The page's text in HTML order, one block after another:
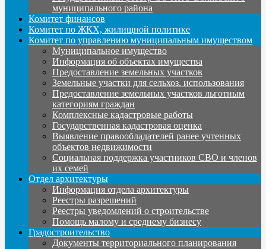
муниципального района
Комитет финансов
Комитет по ЖКХ, жилищной политике
Комитет по управлению муниципальным имуществом
Муниципальное имущество
Информация об объектах имущества
Предоставление земельных участков
Земельные участки для сельхоз. использования
Предоставление земельных участков льготным
категориям граждан
Комплексные кадастровые работы
Государственная кадастровая оценка
Выявление правообладателей ранее учтенных
объектов недвижимости
Социальная поддержка участников СВО и членов
их семей
Отдел архитектуры
Информация отдела архитектуры
Реестры разрешений
Реестры уведомлений о строительстве
Помощь малому и среднему бизнесу
Градостроительство
Документы территориального планирования